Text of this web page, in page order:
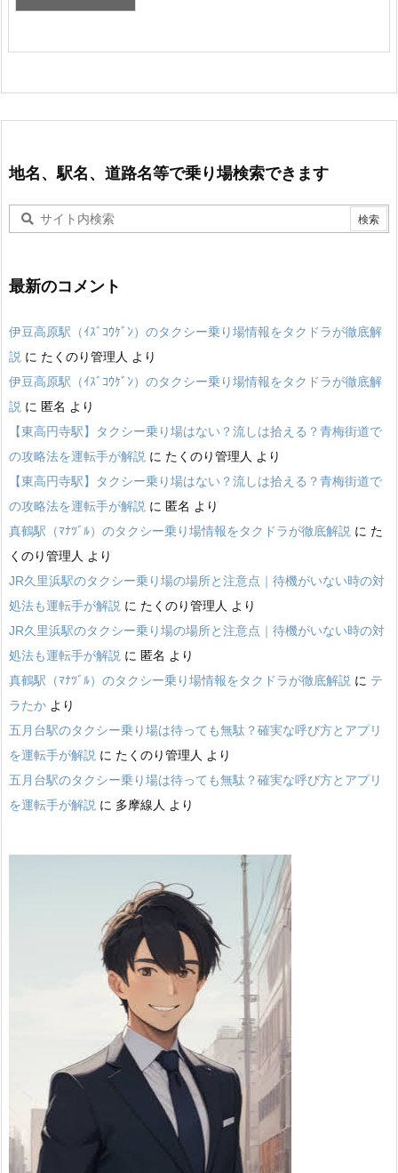
地名、駅名、道路名等で乗り場検索できます
最新のコメント
伊豆高原駅（ｲｽﾞｺｳｹﾞﾝ）のタクシー乗り場情報をタクドラが徹底解
説 に たくのり管理人 より
伊豆高原駅（ｲｽﾞｺｳｹﾞﾝ）のタクシー乗り場情報をタクドラが徹底解
説 に 匿名 より
【東高円寺駅】タクシー乗り場はない？流しは拾える？青梅街道で
の攻略法を運転手が解説 に たくのり管理人 より
【東高円寺駅】タクシー乗り場はない？流しは拾える？青梅街道で
の攻略法を運転手が解説 に 匿名 より
真鶴駅（ﾏﾅﾂﾞﾙ）のタクシー乗り場情報をタクドラが徹底解説 に た
くのり管理人 より
JR久里浜駅のタクシー乗り場の場所と注意点｜待機がいない時の対
処法も運転手が解説 に たくのり管理人 より
JR久里浜駅のタクシー乗り場の場所と注意点｜待機がいない時の対
処法も運転手が解説 に 匿名 より
真鶴駅（ﾏﾅﾂﾞﾙ）のタクシー乗り場情報をタクドラが徹底解説 に テ
ラたか より
五月台駅のタクシー乗り場は待っても無駄？確実な呼び方とアプリ
を運転手が解説 に たくのり管理人 より
五月台駅のタクシー乗り場は待っても無駄？確実な呼び方とアプリ
を運転手が解説 に 多摩線人 より